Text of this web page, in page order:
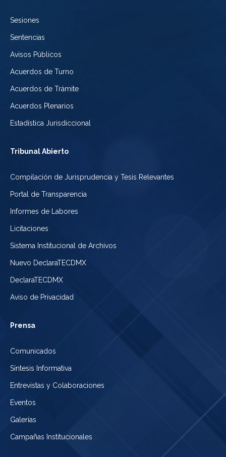
Sesiones
Sentencias
Avisos Públicos
Acuerdos de Turno
Acuerdos de Trámite
Acuerdos Plenarios
Estadística Jurisdiccional
Tribunal Abierto
Compilación de Jurisprudencia y Tesis Relevantes
Portal de Transparencia
Informes de Labores
Licitaciones
Sistema Institucional de Archivos
Nuevo DeclaraTECDMX
DeclaraTECDMX
Aviso de Privacidad
Prensa
Comunicados
Síntesis Informativa
Entrevistas y Colaboraciones
Eventos
Galerías
Campañas Institucionales